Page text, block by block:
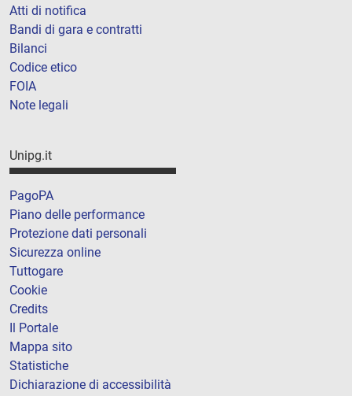
Atti di notifica
Bandi di gara e contratti
Bilanci
Codice etico
FOIA
Note legali
Unipg.it
PagoPA
Piano delle performance
Protezione dati personali
Sicurezza online
Tuttogare
Cookie
Credits
Il Portale
Mappa sito
Statistiche
Dichiarazione di accessibilità